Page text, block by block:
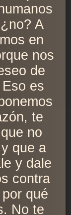
A
en
nos
de
es
te
no
que a
y dale
contra
qué
No te